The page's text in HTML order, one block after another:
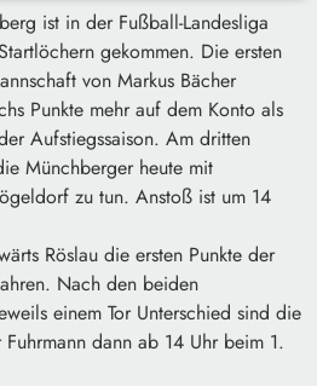
ist in der Fußball-Landesliga
gekommen. Die ersten
von Markus Bächer
Punkte mehr auf dem Konto als
Aufstiegssaison. Am dritten
Münchberger heute mit
zu tun. Anstoß ist um 14
Röslau die ersten Punkte der
Nach den beiden
einem Tor Unterschied sind die
dann ab 14 Uhr beim 1.